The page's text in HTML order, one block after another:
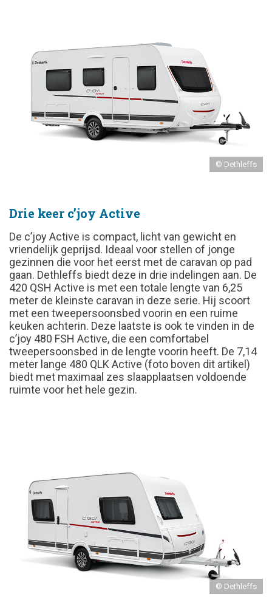
© Dethleffs
Drie keer c’joy Active
De c’joyActive is compact, licht van gewicht en
vriendelijk geprijsd. Ideaal voor stellen of jonge
gezinnen die voor het eerst met de caravan op pad
gaan. Dethleffs biedt deze in drie indelingen aan. De
420 QSH Active is met een totale lengte van 6,25
meter de kleinste caravan in deze serie. Hij scoort
met een tweepersoonsbed voorin en een ruime
keuken achterin. Deze laatste is ook te vinden in de
c’joy 480 FSH Active, die een comfortabel
tweepersoonsbed in de lengte voorin heeft. De 7,14
meter lange 480 QLK Active (foto boven dit artikel)
biedt met maximaal zes slaapplaatsen voldoende
ruimte voor het hele gezin.
© Dethleffs